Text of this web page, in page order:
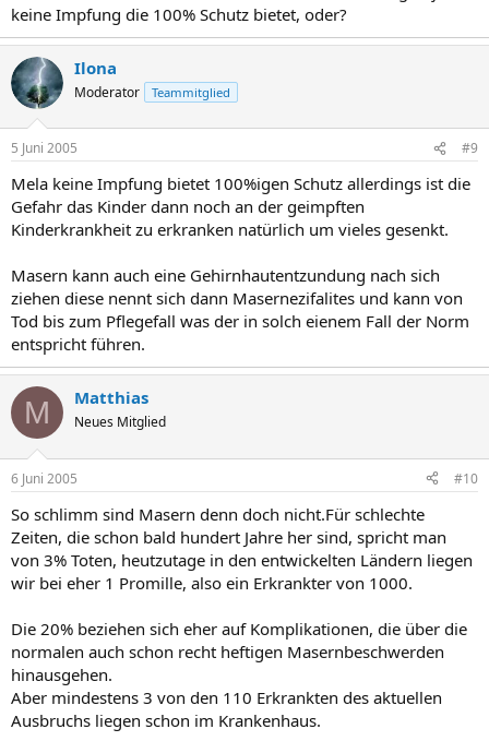
keine Impfung die 100% Schutz bietet, oder?
Ilona
Moderator Teammitglied
5 Juni 2005 #9
Mela keine Impfung bietet 100%igen Schutz allerdings ist die
Gefahr das Kinder dann noch an der geimpften
Kinderkrankheit zu erkranken natürlich um vieles gesenkt.
Masern kann auch eine Gehirnhautentzundung nach sich
ziehen diese nennt sich dann Masernezifalites und kann von
Tod bis zum Pflegefall was der in solch eienem Fall der Norm
entspricht führen.
M Matthias
Neues Mitglied
6 Juni 2005 #10
So schlimm sind Masern denn doch nicht.Für schlechte
Zeiten, die schon bald hundert Jahre her sind, spricht man
von 3% Toten, heutzutage in den entwickelten Ländern liegen
wir bei eher 1 Promille, also ein Erkrankter von 1000.
Die 20% beziehen sich eher auf Komplikationen, die über die
normalen auch schon recht heftigen Masernbeschwerden
hinausgehen.
Aber mindestens 3 von den 110 Erkrankten des aktuellen
Ausbruchs liegen schon im Krankenhaus.